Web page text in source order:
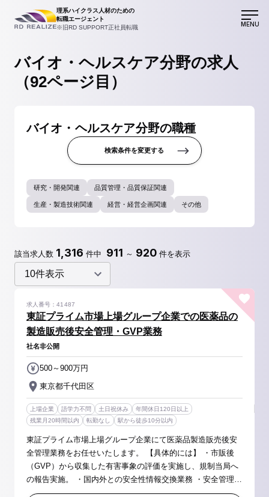
理系ハイクラス人材のための
転職エージェント
※旧RD SUPPORT正社員転職
MENU
バイオ・ヘルスケア分野の求人
（92ページ目）
バイオ・ヘルスケア分野の職種
検索条件を変更する
研究・開発関連 品質管理・品質保証関連
生産・製造技術関連 経営・経営企画関連 その他
該当求人数 1,316 件中 911 ～ 920 件を表示
東証プライム市場上場グループ企業での医薬品の
製造販売後安全管理・GVP業務
求人番号：41487
社名非公開
東京都千代田区
500～900万円
上場企業 語学力不問 土日祝休み
年間休日120日以上
残業月20時間以内
転勤なし 駅から徒歩10分以内
東証プライム市場上場グループ企業にて医薬品製造販売後安
全管理業務をお任せいたします。 【具体的には】 ・市販後
（GVP）から収集した有害事象の評価を実施し、規制当局へ
の報告実施。 ・国内外との安全性情報交換業務 ・安全管理体
制の構築および実施 ・実施部門へのGVP教育 【会社の特